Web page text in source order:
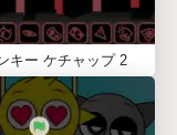
クターをサウ
ップして、ビー
ねます。
組み合わせを
と限定サウンド
キー ケチャップ 2